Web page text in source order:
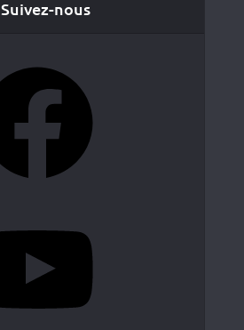
Suivez-nous